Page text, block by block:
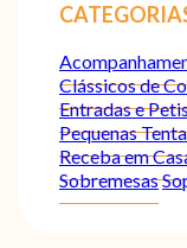
Clássicos de
Entradas e
Pequenas
Receba em
Sobremesas